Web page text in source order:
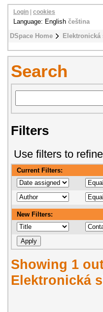
DSpace Home Elektronická
Login cookies
Language: English čeština
Search
Filters
Use filters to
Current Filters:
New Filters:
Showing 1
Elektronická